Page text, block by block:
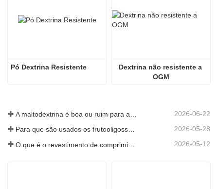
Pó Dextrina Resistente
Dextrina não resistente a
OGM
2026-06-22
Para que são usados os frutooligossacarídeos em alimentos e suplementos? 2026-05-28
2026-05-12